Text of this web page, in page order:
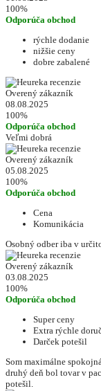
100%
Odporúča obchod
rýchle dodanie
nižšie ceny
dobre zabalené
Overený zákazník
08.08.2025
100%
Odporúča obchod
Veľmi dobrá
Overený zákazník
05.08.2025
100%
Odporúča obchod
Cena
Komunikácia
Osobný odber iba v
Overený zákazník
03.08.2025
100%
Odporúča obchod
Super ceny
Extra rýchle
Darček potešil
Som maximálne
druhý deň bol tovar v
potešil.